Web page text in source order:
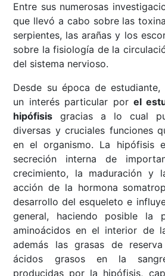
Entre sus numerosas
que llevó a cabo sobre las
serpientes, las arañas y los
sobre la fisiología de la
del sistema nervioso.
Desde su época de estudiante,
un interés particular por el
hipófisis gracias a lo cual
diversas y cruciales funciones
en el organismo. La hipófisis
secreción interna de
crecimiento, la maduración y
acción de la hormona
desarrollo del esqueleto e
general, haciendo posible la
aminoácidos en el interior de
además las grasas de
ácidos grasos en la
producidas por la hipófisis,